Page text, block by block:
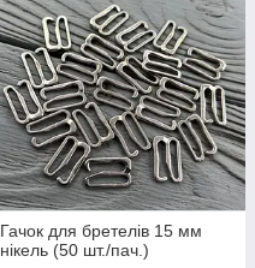
Гачок для бретелів 15 мм
нікель (50 шт./пач.)